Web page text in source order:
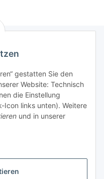
gestatten Sie den
Website: Technisch
die Einstellung
Icon links unten). Weitere
und in unserer
Informationen für die
Forschungszwecke bzw.